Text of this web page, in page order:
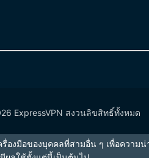
ExpressVPN สงวนลิขสิทธิ์ทั้งหมด